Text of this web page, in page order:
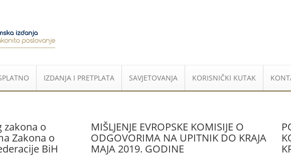
IZDANJA I PRETPLATA SAVJETOVANJA KORISNIČKI KUTAK
zakona o
Zakona o
BiH
MIŠLJENJE EVROPSKE KOMISIJE O
ODGOVORIMA NA UPITNIK DO KRAJA
MAJA 2019. GODINE